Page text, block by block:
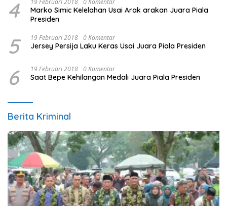
4 19 Februari 2018 0 Komentar
Marko Simic Kelelahan Usai Arak arakan Juara Piala
Presiden
5 19 Februari 2018 0 Komentar
Jersey Persija Laku Keras Usai Juara Piala Presiden
6 19 Februari 2018 0 Komentar
Saat Bepe Kehilangan Medali Juara Piala Presiden
Berita Kriminal